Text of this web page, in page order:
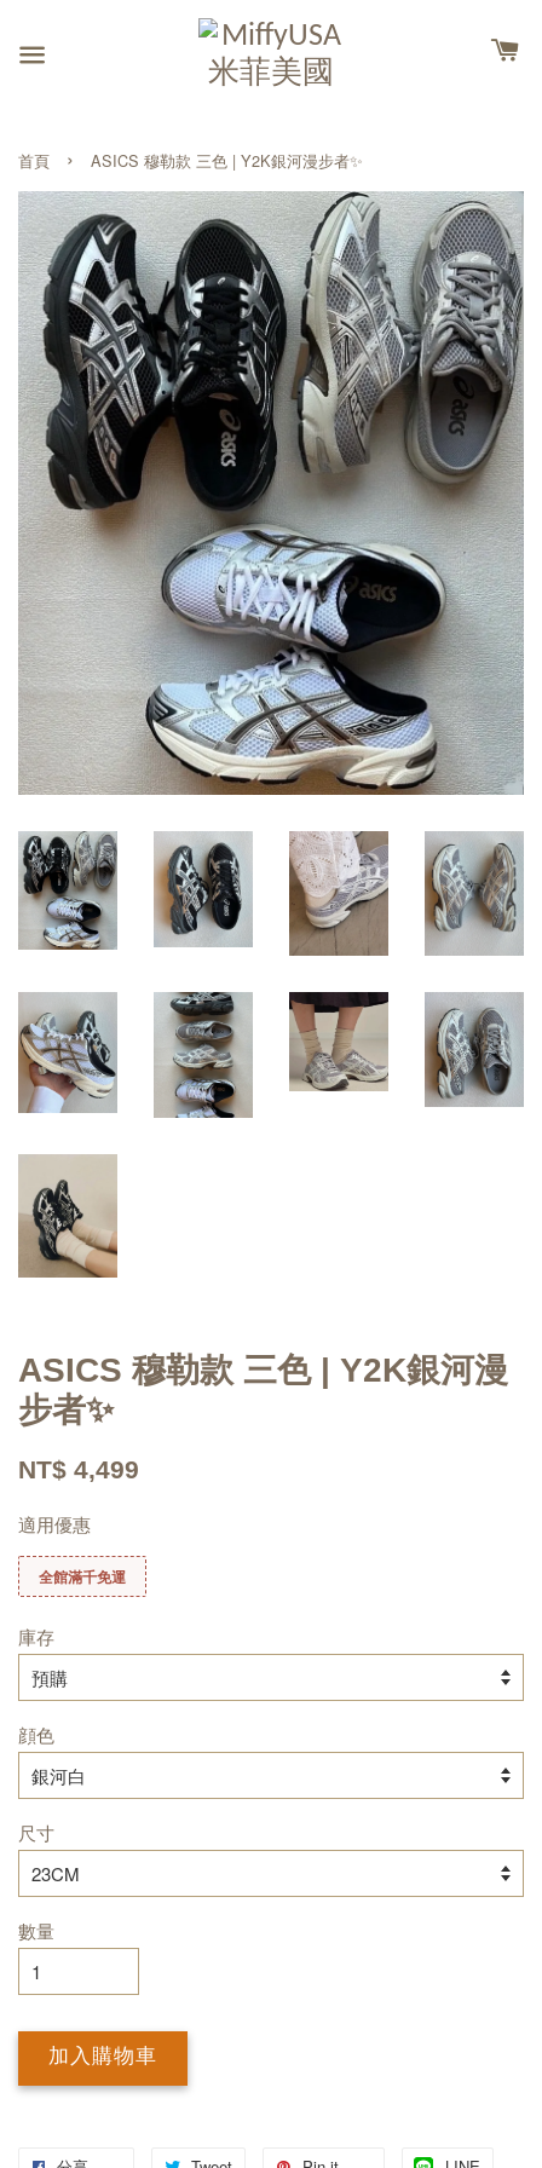
首頁 › ASICS 穆勒款 三色 | Y2K銀河漫步者✨
ASICS 穆勒款 三色 | Y2K銀河漫
步者✨
NT$ 4,499
適用優惠
全館滿千免運
庫存
顔色
尺寸
數量
加入購物車